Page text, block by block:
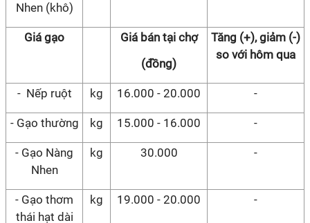
Nhen (khô)
Giá gạo
Giá bán tại chợ
(đồng)
Tăng (+), giảm (-)
so với hôm qua
- Nếp ruột kg 16.000 - 20.000 -
- Gạo thường kg 15.000 - 16.000 -
- Gạo Nàng
Nhen
kg 30.000 -
- Gạo thơm
thái hạt dài
kg 19.000 - 20.000 -